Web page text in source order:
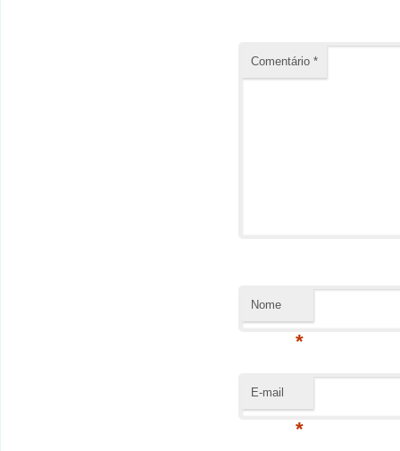
Comentário*
Nome
*
E-mail
*